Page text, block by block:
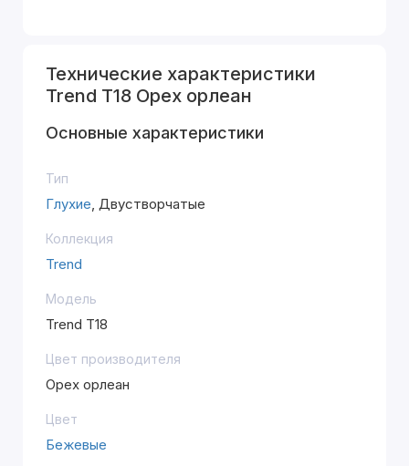
Технические характеристики
Trend T18 Орех орлеан
Основные характеристики
Тип
Глухие, Двустворчатые
Коллекция
Trend
Модель
Trend T18
Цвет производителя
Орех орлеан
Цвет
Бежевые